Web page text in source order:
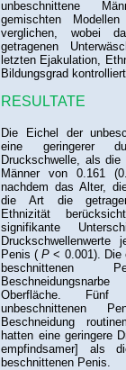
unbeschnittene
gemischten
verglichen, wobei
getragenen
letzten Ejakulation,
Bildungsgrad
RESULTATE
Die Eichel der
eine geringerer
Druckschwelle, als
Männer von 0.161
nachdem das Alter,
die Art die
Ethnizität
signifikante
Penis (P < 0.001). Die
Oberfläche.
unbeschnittenen
Beschneidung
hatten eine geringere
empfindsamer] als
beschnittenen Penis.